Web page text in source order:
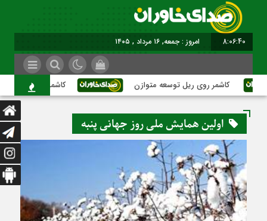
8:06:41 امروز : جمعه, ۱۶ مرداد , ۱۴۰۵
کاشمر روی ریل توسعه متوازن کاشمر؛ عبور از
اولین همایش ملی روز جهانی پنبه